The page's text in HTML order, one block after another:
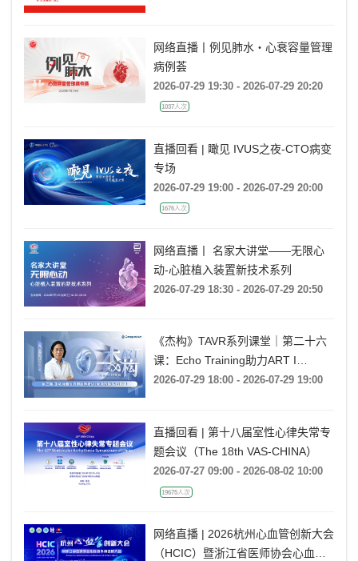
网络直播丨例见肺水・心衰容量管理
病例荟
2026-07-29 19:30 - 2026-07-29 20:20
1037人次
直播回看 | 瞰见 IVUS之夜-CTO病变
专场
2026-07-29 19:00 - 2026-07-29 20:00
1676人次
网络直播丨 名家大讲堂——无限心
动-心脏植入装置新技术系列
2026-07-29 18:30 - 2026-07-29 20:50
《杰构》TAVR系列课堂｜第二十六
课：Echo Training助力ART I
Rebecca T. Hahn教授《第二期-主动
2026-07-29 18:00 - 2026-07-29 19:00
直播回看 | 第十八届室性心律失常专
题会议（The 18th VAS-CHINA）
2026-07-27 09:00 - 2026-08-02 10:00
19675人次
网络直播 | 2026杭州心血管创新大会
（HCIC）暨浙江省医师协会心血管